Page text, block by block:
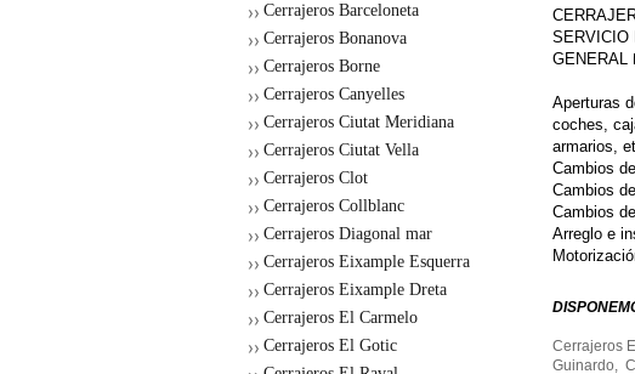
Cerrajeros Barceloneta
Cerrajeros Bonanova
Cerrajeros Borne
Cerrajeros Canyelles
Cerrajeros Ciutat Meridiana
Cerrajeros Ciutat Vella
Cerrajeros Clot
Cerrajeros Collblanc
Cerrajeros Diagonal mar
Cerrajeros Eixample Esquerra
Cerrajeros Eixample Dreta
Cerrajeros El Carmelo
Cerrajeros El Gotic
SERVICIO
GENERAL
Aperturas
coches,
armarios,
Cambios
Cambios
Cambios
Arreglo e
Cerrajeros
Guinardo,